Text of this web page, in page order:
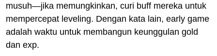
musuh—jika memungkinkan, curi buff mereka untuk
mempercepat leveling. Dengan kata lain, early game
adalah waktu untuk membangun keunggulan gold
dan exp.